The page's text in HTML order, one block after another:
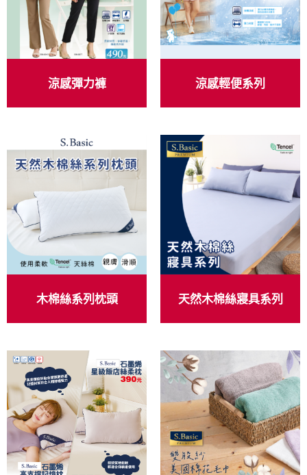
涼感彈力褲 涼感輕便系列
木棉絲系列枕頭 天然木棉絲寢具系列